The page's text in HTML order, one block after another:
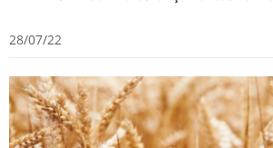
28/07/22